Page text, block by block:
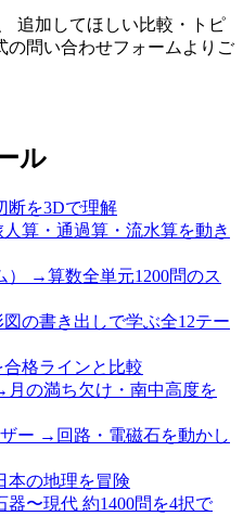
追加してほしい比較・トピ
の問い合わせフォームよりご
ル
断を3Dで理解
人算・通過算・流水算を動き
→算数全単元1200問のス
図の書き出しで学ぶ全12テー
合格ラインと比較
月の満ち欠け・南中高度を
ー → 回路・電磁石を動かし
本の地理を冒険
器〜現代 約1400問を4択で